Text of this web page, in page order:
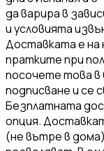
да варира в
и условията
Доставката е на
пратките при
посочете това в
подписване и се
Безплатната
опция.
(не вътре в